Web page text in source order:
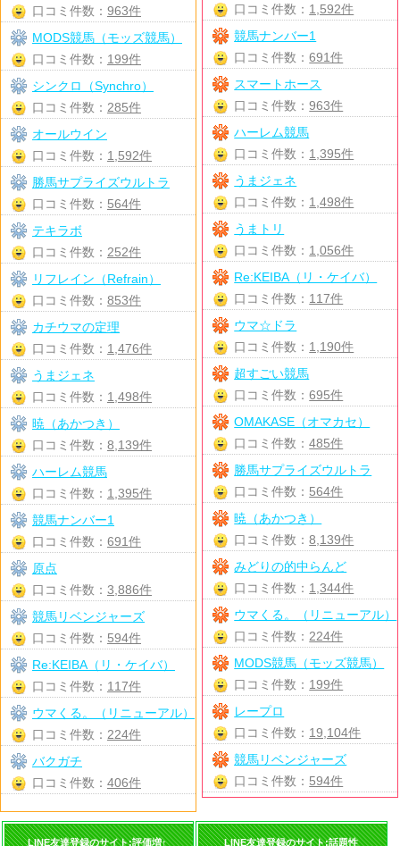
口コミ件数： 1,592件
競馬ナンバー1
口コミ件数：691件
スマートホース
口コミ件数：963件
ハーレム競馬
口コミ件数： 1,395件
うまジェネ
口コミ件数： 1,498件
うまトリ
口コミ件数： 1,056件
Re:KEIBA（リ・ケイバ）
口コミ件数： 117件
ウマ☆ドラ
口コミ件数： 1,190件
超すごい競馬
口コミ件数：695件
OMAKASE（オマカセ）
口コミ件数：485件
勝馬サプライズウルトラ
口コミ件数： 564件
暁（あかつき）
口コミ件数：8,139件
みどりの的中らんど
口コミ件数： 1,344件
ウマくる。（リニューアル）
口コミ件数： 224件
MODS競馬（モッズ競馬）
口コミ件数： 199件
レープロ
口コミ件数： 19,104件
競馬リベンジャーズ
口コミ件数： 594件
口コミ件数： 963件
MODS競馬（モッズ競馬）
口コミ件数： 199件
シンクロ（Synchro）
口コミ件数： 285件
オールウイン
口コミ件数： 1,592件
勝馬サプライズウルトラ
口コミ件数： 564件
テキラボ
口コミ件数： 252件
リフレイン（Refrain）
口コミ件数： 853件
カチウマの定理
口コミ件数： 1,476件
うまジェネ
口コミ件数： 1,498件
暁（あかつき）
口コミ件数： 8,139件
ハーレム競馬
口コミ件数： 1,395件
競馬ナンバー1
口コミ件数： 691件
原点
口コミ件数： 3,886件
競馬リベンジャーズ
口コミ件数： 594件
Re:KEIBA（リ・ケイバ）
口コミ件数： 117件
ウマくる。（リニューアル）
口コミ件数： 224件
バクガチ
口コミ件数： 406件
LINE友達登録のサイト:評価増↑ LINE友達登録のサイト:話題性